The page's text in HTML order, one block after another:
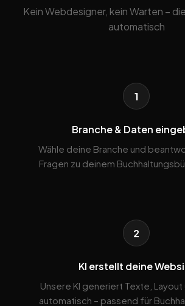
Kein Webdesigner, kein Warten –
automatisch
1
Branche & Daten
Wähle deine Branche und
Fragen zu deinem
2
KI erstellt deine
Unsere KI generiert Texte, Layout
automatisch – passend für